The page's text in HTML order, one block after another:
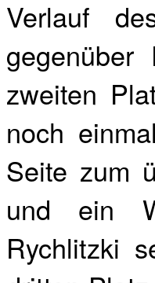
Verlauf
zweiten
noch
Seite zum
und ein
Rychlitzki